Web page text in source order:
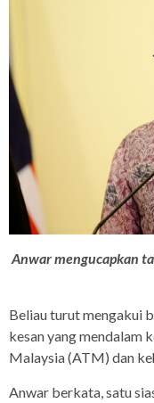
Anwar mengucapkan
Beliau turut mengakui
kesan yang mendalam
Malaysia (ATM) dan
Anwar berkata, satu